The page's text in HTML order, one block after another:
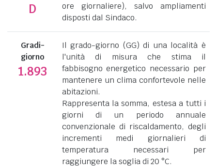
D
ore giornaliere), salvo ampliamenti
disposti dal Sindaco.
Gradi-
giorno
1.893
Il grado-giorno (GG) di una località è
l'unità di misura che stima il
fabbisogno energetico necessario per
mantenere un clima confortevole nelle
abitazioni.
Rappresenta la somma, estesa a tutti i
giorni di un periodo annuale
convenzionale di riscaldamento, degli
incrementi medi giornalieri di
temperatura necessari per
raggiungere la soglia di 20 °C.